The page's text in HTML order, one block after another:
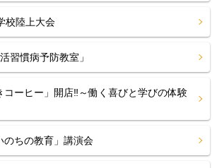
校陸上大会
習慣病予防教室」
コーヒー」開店‼︎～働く喜びと学びの体験
のちの教育」講演会